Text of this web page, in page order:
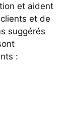
et aident
et de
suggérés
: